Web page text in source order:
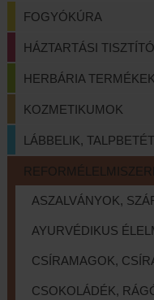
FOGYÓKÚRA
HÁZTARTÁSI
HERBÁRIA TERMÉKEK
KOZMETIKUMOK
LÁBBELIK,
ASZALVÁNYOK,
AYURVÉDIKUS
CSÍRAMAGOK,
CSOKOLÁDÉK,